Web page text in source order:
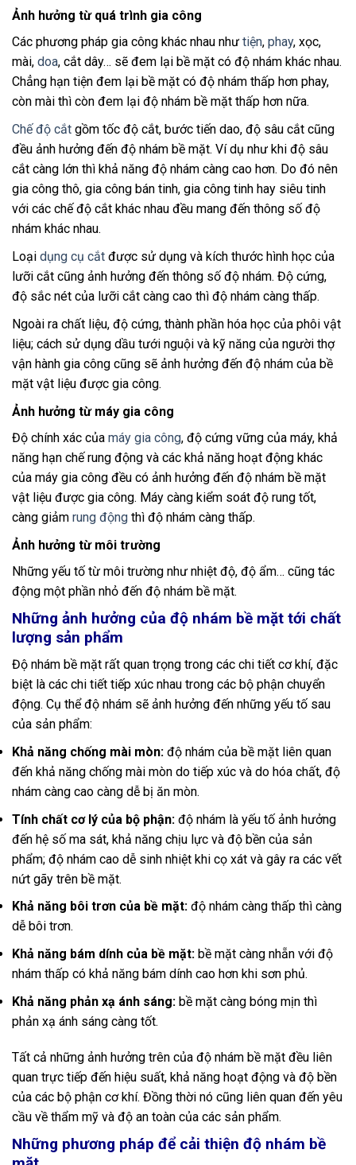
Ảnh hưởng từ quá trình gia công
Các phương pháp gia công khác nhau như tiện, phay, xọc,
mài, doa, cắt dây… sẽ đem lại bề mặt có độ nhám khác nhau.
Chẳng hạn tiện đem lại bề mặt có độ nhám thấp hơn phay,
còn mài thì còn đem lại độ nhám bề mặt thấp hơn nữa.
Chế độ cắt gồm tốc độ cắt, bước tiến dao, độ sâu cắt cũng
đều ảnh hưởng đến độ nhám bề mặt. Ví dụ như khi độ sâu
cắt càng lớn thì khả năng độ nhám càng cao hơn. Do đó nên
gia công thô, gia công bán tinh, gia công tinh hay siêu tinh
với các chế độ cắt khác nhau đều mang đến thông số độ
nhám khác nhau.
Loại dụng cụ cắt được sử dụng và kích thước hình học của
lưỡi cắt cũng ảnh hưởng đến thông số độ nhám. Độ cứng,
độ sắc nét của lưỡi cắt càng cao thì độ nhám càng thấp.
Ngoài ra chất liệu, độ cứng, thành phần hóa học của phôi vật
liệu; cách sử dụng dầu tưới nguội và kỹ năng của người thợ
vận hành gia công cũng sẽ ảnh hưởng đến độ nhám của bề
mặt vật liệu được gia công.
Ảnh hưởng từ máy gia công
Độ chính xác của máy gia công, độ cứng vững của máy, khả
năng hạn chế rung động và các khả năng hoạt động khác
của máy gia công đều có ảnh hưởng đến độ nhám bề mặt
vật liệu được gia công. Máy càng kiểm soát độ rung tốt,
càng giảm rung động thì độ nhám càng thấp.
Ảnh hưởng từ môi trường
Những yếu tố từ môi trường như nhiệt độ, độ ẩm… cũng tác
động một phần nhỏ đến độ nhám bề mặt.
Những ảnh hưởng của độ nhám bề mặt tới chất
lượng sản phẩm
Độ nhám bề mặt rất quan trọng trong các chi tiết cơ khí, đặc
biệt là các chi tiết tiếp xúc nhau trong các bộ phận chuyển
động. Cụ thể độ nhám sẽ ảnh hưởng đến những yếu tố sau
của sản phẩm:
Khả năng chống mài mòn: độ nhám của bề mặt liên quan
đến khả năng chống mài mòn do tiếp xúc và do hóa chất, độ
nhám càng cao càng dễ bị ăn mòn.
Tính chất cơ lý của bộ phận: độ nhám là yếu tố ảnh hưởng
đến hệ số ma sát, khả năng chịu lực và độ bền của sản
phẩm; độ nhám cao dễ sinh nhiệt khi cọ xát và gây ra các vết
nứt gãy trên bề mặt.
Khả năng bôi trơn của bề mặt: độ nhám càng thấp thì càng
dễ bôi trơn.
Khả năng bám dính của bề mặt: bề mặt càng nhẵn với độ
nhám thấp có khả năng bám dính cao hơn khi sơn phủ.
Khả năng phản xạ ánh sáng: bề mặt càng bóng mịn thì
phản xạ ánh sáng càng tốt.
Tất cả những ảnh hưởng trên của độ nhám bề mặt đều liên
quan trực tiếp đến hiệu suất, khả năng hoạt động và độ bền
của các bộ phận cơ khí. Đồng thời nó cũng liên quan đến yêu
cầu về thẩm mỹ và độ an toàn của các sản phẩm.
Những phương pháp để cải thiện độ nhám bề